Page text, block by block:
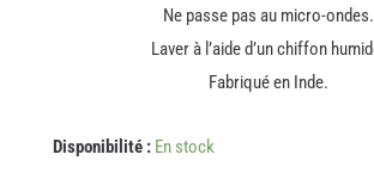
Ne passe pas au micro-ondes.
Laver à l’aide d’un chiffon
Fabriqué en Inde.
Disponibilité : En stock
quantité